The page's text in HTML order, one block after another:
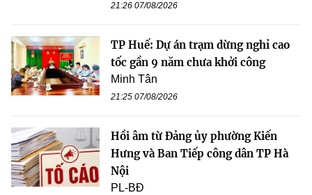
21:26 07/08/2026
TP Huế: Dự án trạm dừng nghỉ cao
tốc gần 9 năm chưa khởi công
Minh Tân
21:25 07/08/2026
Hồi âm từ Đảng ủy phường Kiến
Hưng và Ban Tiếp công dân TP Hà
Nội
PL-BĐ